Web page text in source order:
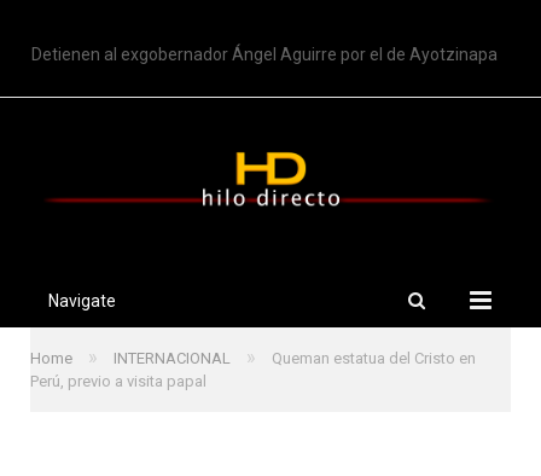
Detienen al exgobernador Ángel Aguirre por el de Ayotzinapa
Navigate
Home » INTERNACIONAL »
Queman estatua del Cristo en
Perú, previo a visita papal